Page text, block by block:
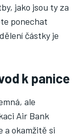
jako jsou ty za
ponechat
částky je
k panice
ale
Air Bank
a okamžitě si